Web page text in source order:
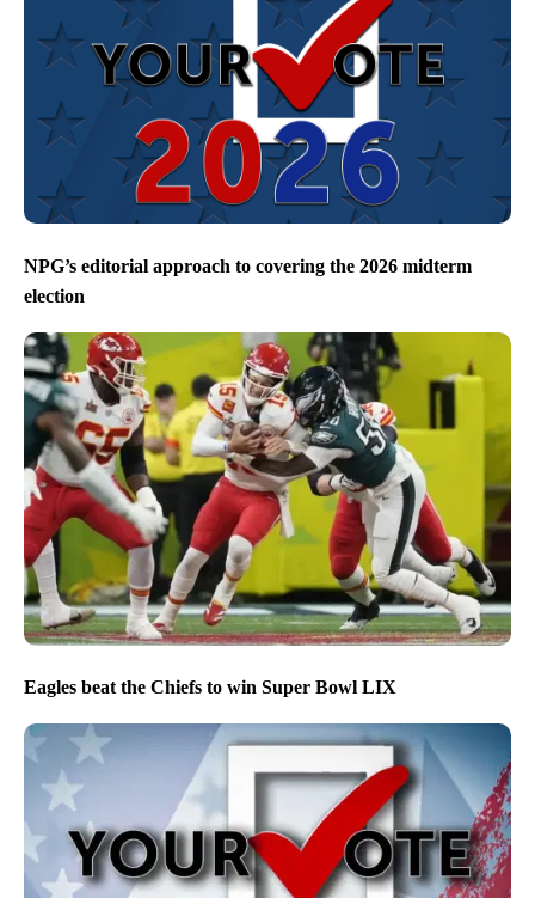
NPG’s editorial approach to covering the 2026 midterm
election
Eagles beat the Chiefs to win Super Bowl LIX